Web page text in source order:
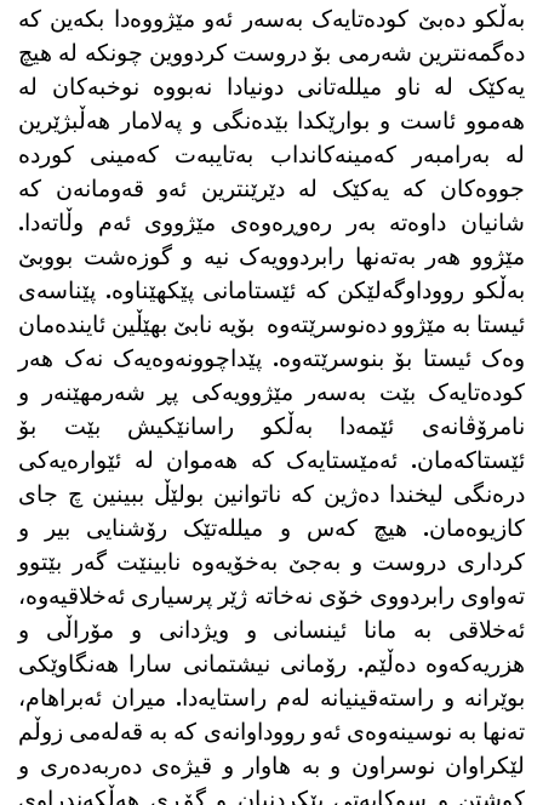
بەڵکو دەبێ کودەتایەک بەسەر ئەو مێژووەدا بکەین کە
دەگمەنترین شەرمی بۆ دروست کردووین چونکە لە هیچ
یەکێک لە ناو میللەتانی دونیادا نەبووە نوخبەکان لە
هەموو ئاست و بوارێکدا بێدەنگی و پەلامار هەڵبژێرین
لە بەرامبەر کەمینەکانداب بەتایبەت کەمینی کوردە
جووەکان کە یەکێک لە دێرێنترین ئەو قەومانەن کە
شانیان داوەتە بەر رەوڕەوەی مێژووی ئەم وڵاتەدا.
مێژوو هەر بەتەنها رابردوویەک نیە و گوزەشت بووبێ
بەڵکو رووداوگەلێکن کە ئێستامانی پێکهێناوە. پێناسەی
ئیستا بە مێژوو دەنوسرێتەوە بۆیە نابێ بهێڵین ئایندەمان
وەک ئیستا بۆ بنوسرێتەوە. پێداچوونەوەیەک نەک هەر
کودەتایەک بێت بەسەر مێژوویەکی پڕ شەرمهێنەر و
نامرۆڤانەی ئێمەدا بەڵکو راسانێکیش بێت بۆ
ئێستاکەمان. ئەمێستایەک کە هەموان لە ئێوارەیەکی
درەنگی لیخندا دەژین کە ناتوانین بولێڵ ببینین چ جای
کازیوەمان. هیچ کەس و میللەتێک رۆشنایی بیر و
کرداری دروست و بەجێ بەخۆیەوە نابینێت گەر بێتوو
تەواوی رابردووی خۆی نەخاتە ژێر پرسیاری ئەخلاقیەوە،
ئەخلاقی بە مانا ئینسانی و ویژدانی و مۆراڵی و
هزریەکەوە دەڵێم. رۆمانی نیشتمانی سارا هەنگاوێکی
بوێرانە و راستەقینیانە لەم راستایەدا. میران ئەبراهام،
تەنها بە نوسینەوەی ئەو رووداوانەی کە بە قەلەمی زوڵم
لێکراوان نوسراون و بە هاوار و قیژەی دەربەدەری و
کوشتن و سوکایەتی پێکردنیان و گۆڕی هەڵکەندراوی